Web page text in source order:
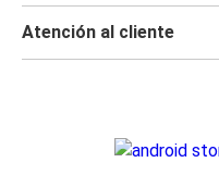
Atención al cliente